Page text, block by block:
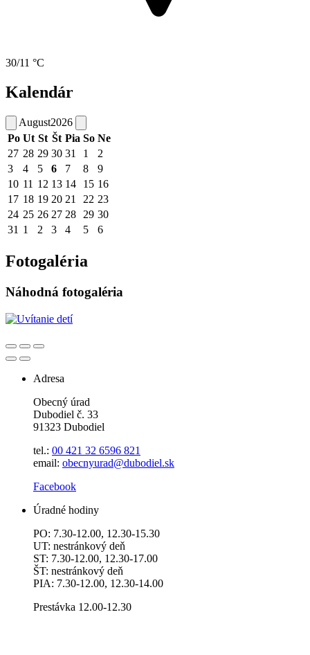
30/11 °C
Kalendár
August2026
Po Ut St Št Pia So Ne
27 28 29 30 31 1
2
3
4 5 6 7 8
9
10 11 12 13 14 15 16
17 18 19 20 21 22 23
24 25 26 27 28 29 30
31 1 2 3 4 5 6
Fotogaléria
Náhodná fotogaléria
Adresa
Obecný úrad
Dubodiel č. 33
91323 Dubodiel
tel.: 00 421 32 6596 821
email: obecnyurad@dubodiel.sk
Facebook
Úradné hodiny
PO: 7.30-12.00, 12.30-15.30
UT: nestránkový deň
ST: 7.30-12.00, 12.30-17.00
ŠT: nestránkový deň
PIA: 7.30-12.00, 12.30-14.00
Prestávka 12.00-12.30